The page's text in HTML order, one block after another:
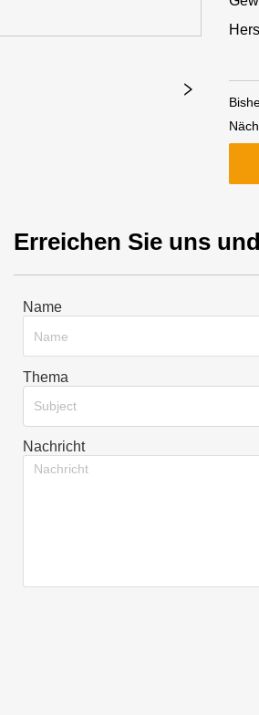
Erreichen Sie uns
Name
Thema
Subject
Nachricht